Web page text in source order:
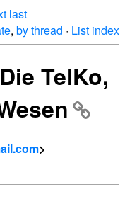
last
, by thread · List index
TelKo,
>